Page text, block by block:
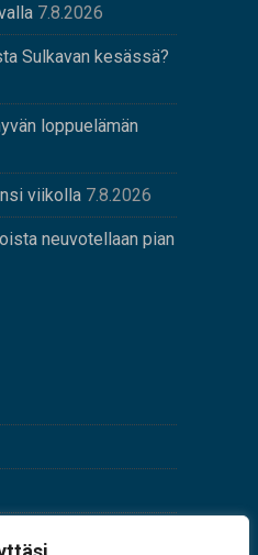
7.8.2026
Sulkavan kesässä?
loppuelämän
viikolla 7.8.2026
neuvotellaan pian